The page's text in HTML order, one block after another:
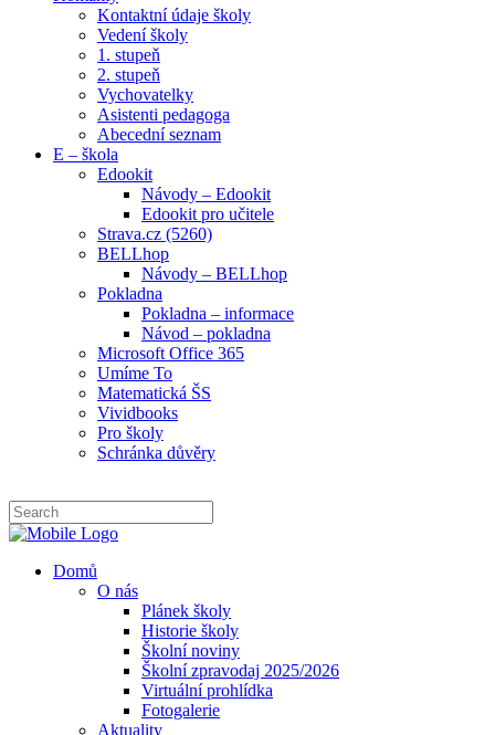
Kontaktní údaje školy
Vedení školy
1. stupeň
2. stupeň
Vychovatelky
Asistenti pedagoga
Abecední seznam
E – škola
Edookit
Návody – Edookit
Edookit pro učitele
Strava.cz (5260)
BELLhop
Návody – BELLhop
Pokladna
Pokladna – informace
Návod – pokladna
Microsoft Office 365
Umíme To
Matematická ŠS
Vividbooks
Pro školy
Schránka důvěry
Domů
O nás
Plánek školy
Historie školy
Školní noviny
Školní zpravodaj 2025/2026
Virtuální prohlídka
Fotogalerie
Aktuality